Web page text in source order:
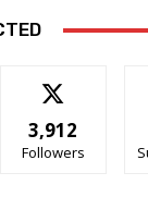
3,912
Followers